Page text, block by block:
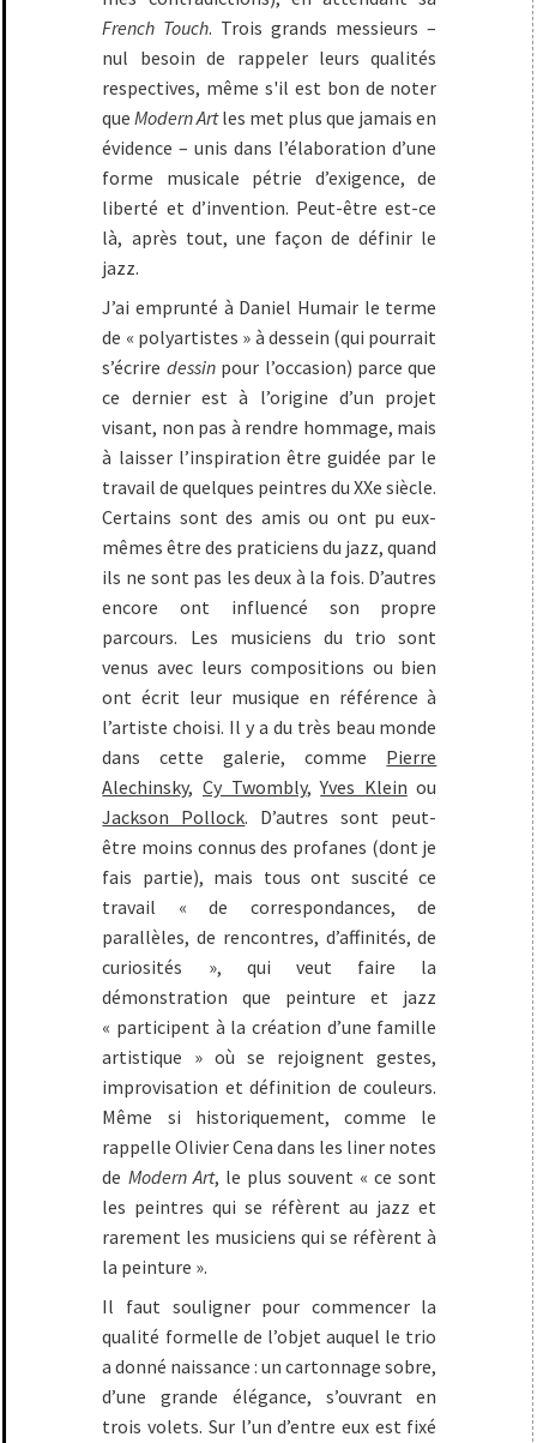
French Touch. Trois grands messieurs –
nul besoin de rappeler leurs qualités
respectives, même s'il est bon de noter
queModern Artles met plus que jamais en
évidence – unis dans l’élaboration d’une
forme musicale pétrie d’exigence, de
liberté et d’invention. Peut-être est-ce
là, après tout, une façon de définir le
jazz.
J’ai emprunté à Daniel Humair le terme
de « polyartistes » à dessein (qui pourrait
s’écrire dessinpour l’occasion) parce que
ce dernier est à l’origine d’un projet
visant, non pas à rendre hommage, mais
à laisser l’inspiration être guidée par le
travail de quelques peintres du XXe siècle.
Certains sont des amis ou ont pu eux-
mêmes être des praticiens du jazz, quand
ils ne sont pas les deux à la fois. D’autres
encore ont influencé son propre
parcours. Les musiciens du trio sont
venus avec leurs compositions ou bien
ont écrit leur musique en référence à
l’artiste choisi. Il y a du très beau monde
dans cette galerie, comme Pierre
Alechinsky, Cy Twombly,Yves Klein ou
Jackson Pollock. D’autres sont peut-
être moins connus des profanes (dont je
fais partie), mais tous ont suscité ce
travail « de correspondances, de
parallèles, de rencontres, d’affinités, de
curiosités », qui veut faire la
démonstration que peinture et jazz
« participent à la création d’une famille
artistique » où se rejoignent gestes,
improvisation et définition de couleurs.
Même si historiquement, comme le
rappelle Olivier Cena dans les liner notes
de Modern Art, le plus souvent « ce sont
les peintres qui se réfèrent au jazz et
rarement les musiciens qui se réfèrent à
la peinture ».
Il faut souligner pour commencer la
qualité formelle de l’objet auquel le trio
a donné naissance : un cartonnage sobre,
d’une grande élégance, s’ouvrant en
trois volets. Sur l’un d’entre eux est fixé